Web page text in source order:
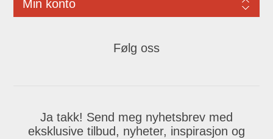
Min konto
Følg oss
Ja takk! Send meg nyhetsbrev med
eksklusive tilbud, nyheter, inspirasjon og